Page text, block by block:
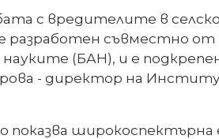
с вредителите в
разработен съвместно
(БАН), и е
- директор на
показва